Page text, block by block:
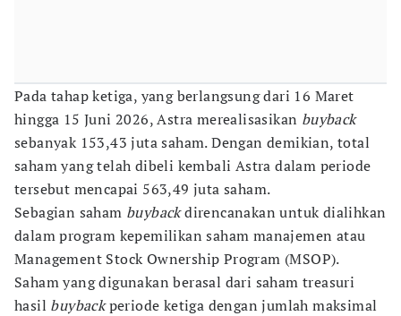
Pada tahap ketiga, yang berlangsung dari 16 Maret
hingga 15 Juni 2026, Astra merealisasikan buyback
sebanyak 153,43 juta saham. Dengan demikian, total
saham yang telah dibeli kembali Astra dalam periode
tersebut mencapai 563,49 juta saham.
Sebagian saham buybackdirencanakan untuk dialihkan
dalam program kepemilikan saham manajemen atau
Management Stock Ownership Program (MSOP).
Saham yang digunakan berasal dari saham treasuri
hasil buybackperiode ketiga dengan jumlah maksimal